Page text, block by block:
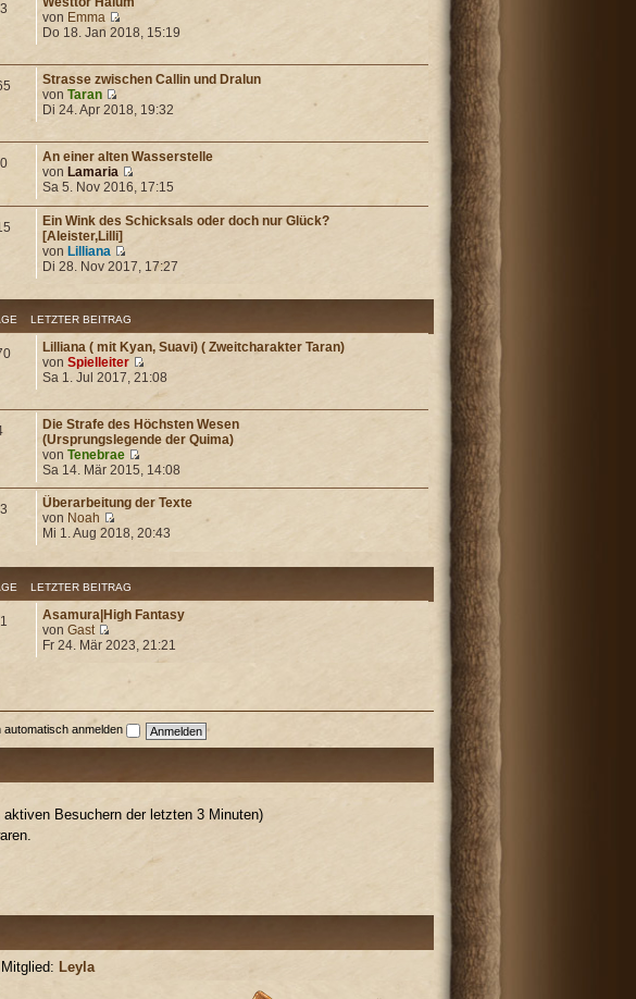
von Emma
Do 18. Jan 2018, 15:19
Strasse zwischen Callin und Dralun
vonTaran
Di 24. Apr 2018, 19:32
An einer alten Wasserstelle
vonLamaria
Sa 5. Nov 2016, 17:15
Ein Wink des Schicksals oder doch nur Glück?
[Aleister,Lilli]
vonLilliana
Di 28. Nov 2017, 17:27
LETZTER BEITRAG
Lilliana ( mit Kyan, Suavi) ( Zweitcharakter Taran)
vonSpielleiter
Sa 1. Jul 2017, 21:08
Die Strafe des Höchsten Wesen
(Ursprungslegende der Quima)
vonTenebrae
Sa 14. Mär 2015, 14:08
Überarbeitung der Texte
von Noah
Mi 1. Aug 2018, 20:43
LETZTER BEITRAG
Asamura|High Fantasy
vonGast
Fr 24. Mär 2023, 21:21
automatisch anmelden
Besuchern der letzten 3 Minuten)
Leyla